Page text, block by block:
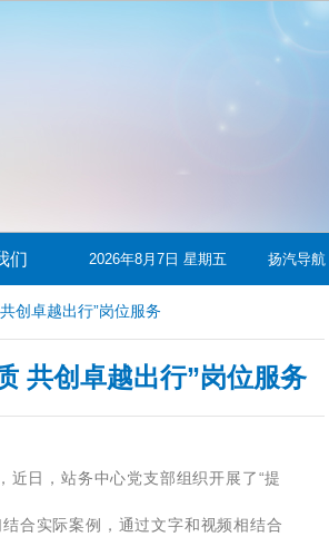
们 2026年8月7日 星期五 扬汽导航
创卓越出行”岗位服务
共创卓越出行”岗位服务
日，站务中心党支部组织开展了“提
合实际案例，通过文字和视频相结合